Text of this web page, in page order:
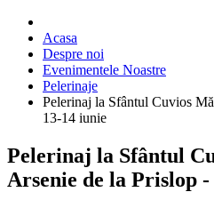
Acasa
Despre noi
Evenimentele Noastre
Pelerinaje
Pelerinaj la Sfântul Cuvios
13-14 iunie
Pelerinaj la Sfântul
Arsenie de la Prislop